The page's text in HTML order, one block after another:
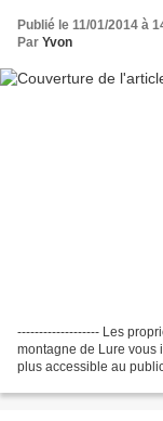
Publié le 11/01/2014 à
Par Yvon
------------------- Les
montagne de Lure vous
plus accessible au